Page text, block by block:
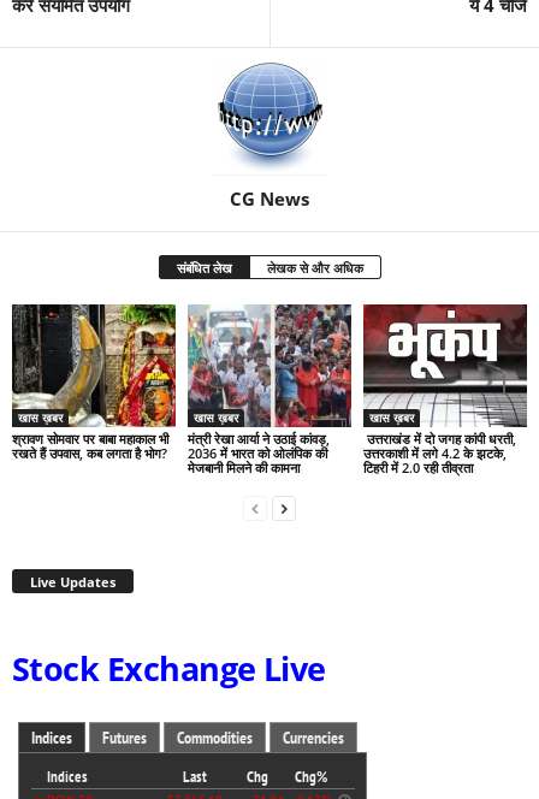
करें संयमित उपयोग ये 4 चीजें
CG News
संबंधित लेख लेखक से और अधिक
खास ख़बर
श्रावण सोमवार पर बाबा महाकाल भी
रखते हैं उपवास, कब लगता है भोग?
खास ख़बर
मंत्री रेखा आर्या ने उठाई कांवड़,
2036 में भारत को ओलंपिक की
मेजबानी मिलने की कामना
खास ख़बर
उत्तराखंड में दो जगह कांपी धरती,
उत्तरकाशी में लगे 4.2 के झटके,
टिहरी में 2.0 रही तीव्रता
Live Updates
Stock Exchange Live